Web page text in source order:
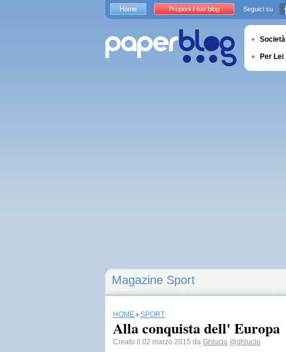
Magazine Sport
HOME › SPORT
Alla conquista dell' Europa
Creato il 02 marzo 2015 da Ghlucio @ghlucio
Home Proponi il tuo blog Seguici su
Società
Per Lei